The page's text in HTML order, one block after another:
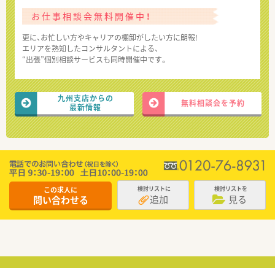
お仕事相談会無料開催中！
更に、お忙しい方やキャリアの棚卸がしたい方に朗報!
エリアを熟知したコンサルタントによる、
“出張”個別相談サービスも同時開催中です。
九州支店からの
最新情報
無料相談会を予約
この求人に
問い合わせる
検討リストに
追加
検討リストを
見る